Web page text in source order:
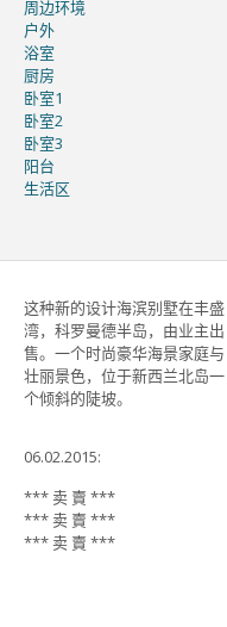
周边环境
户外
浴室
厨房
卧室1
卧室2
卧室3
阳台
生活区
这种新的设计海滨别墅在丰盛
湾，科罗曼德半岛，由业主出
售。一个时尚豪华海景家庭与
壮丽景色，位于新西兰北岛一
个倾斜的陡坡。
06.02.2015:
*** 卖 賣 ***
*** 卖 賣 ***
*** 卖 賣 ***